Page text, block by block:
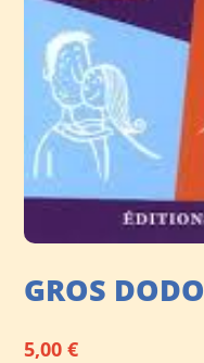
GROS DODO
5,00€